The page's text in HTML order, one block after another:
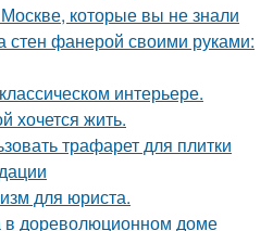
которые вы не знали
стен фанерой своими руками:
интерьере.
хочется жить.
трафарет для плитки
для юриста.
в дореволюционном доме